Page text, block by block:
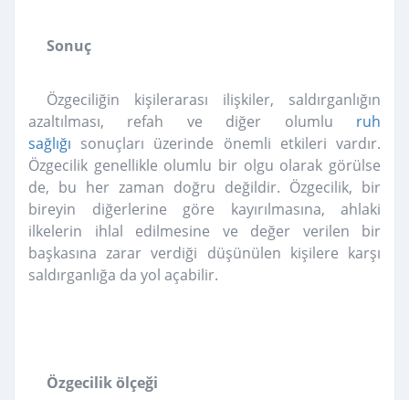
Sonuç
Özgeciliğin kişilerarası ilişkiler, saldırganlığın
azaltılması, refah ve diğer olumlu ruh
sağlığı sonuçları üzerinde önemli etkileri vardır.
Özgecilik genellikle olumlu bir olgu olarak görülse
de, bu her zaman doğru değildir. Özgecilik, bir
bireyin diğerlerine göre kayırılmasına, ahlaki
ilkelerin ihlal edilmesine ve değer verilen bir
başkasına zarar verdiği düşünülen kişilere karşı
saldırganlığa da yol açabilir.
Özgecilik ölçeği